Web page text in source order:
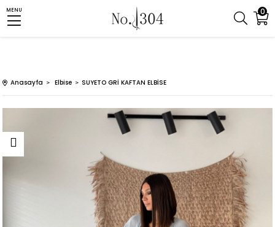
0
MENU
Anasayfa Elbise SUYETO GRİ KAFTAN ELBİSE